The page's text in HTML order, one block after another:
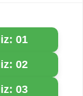
01
02
03